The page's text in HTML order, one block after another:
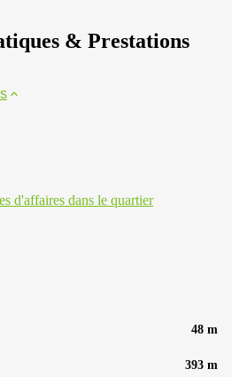
& Prestations
d'affaires dans le quartier
48 m
393 m